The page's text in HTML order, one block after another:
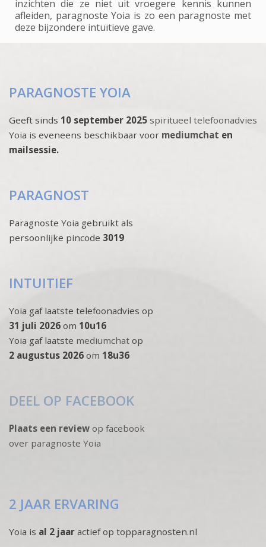
inzichten die ze niet uit vroegere kennis kunnen
afleiden, paragnoste Yoia is zo een paragnoste met
deze bijzondere intuïtieve gave.
PARAGNOSTE YOIA
Geeft sinds 10 september 2025 spiritueel telefoonadvies
Yoia is eveneens beschikbaar voor mediumchat en
mailsessie.
PARAGNOST
Paragnoste Yoia gebruikt als
persoonlijke pincode 3019
INTUITIEF
Yoia gaf laatste telefoonadvies op
31 juli 2026 om 10u16
Yoia gaf laatste mediumchat op
2 augustus 2026 om 18u36
DEEL OP FACEBOOK
Plaats een review op facebook
over paragnoste Yoia
2 JAAR ERVARING
Yoia is al 2 jaar actief op topparagnosten.nl